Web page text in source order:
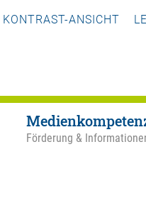
KONTRAST-ANSICHT
Förderung &